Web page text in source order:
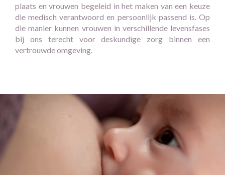
plaats en vrouwen begeleid in het maken van een keuze
die medisch verantwoord en persoonlijk passend is. Op
die manier kunnen vrouwen in verschillende levensfases
bij ons terecht voor deskundige zorg binnen een
vertrouwde omgeving.